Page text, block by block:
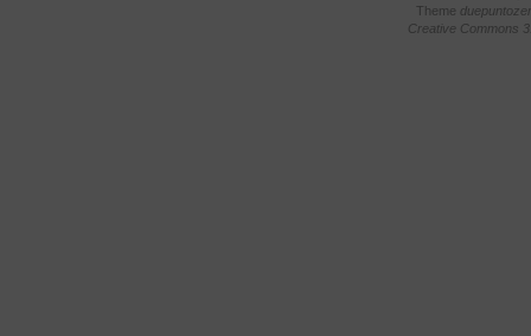
Theme
Creative Commons